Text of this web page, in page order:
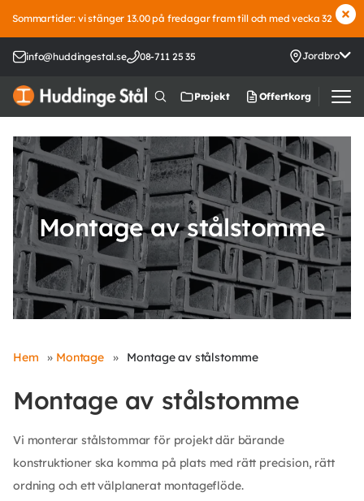
Sommartider: vi stänger 13.00 på fredagar fram till och med vecka 32
info@huddingestal.se 08-711 25 35 Jordbro
Projekt Offertkorg
Montage av stålstomme
Hem » Montage » Montage av stålstomme
Montage av stålstomme
Vi monterar stålstommar för projekt där bärande
konstruktioner ska komma på plats med rätt precision, rätt
ordning och ett välplanerat montageflöde.